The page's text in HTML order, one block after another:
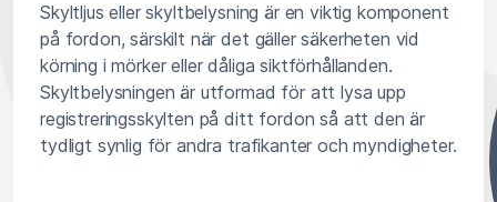
Skyltljus eller skyltbelysning är en viktig komponent
på fordon, särskilt när det gäller säkerheten vid
körning i mörker eller dåliga siktförhållanden.
Skyltbelysningen är utformad för att lysa upp
registreringsskylten på ditt fordon så att den är
tydligt synlig för andra trafikanter och myndigheter.